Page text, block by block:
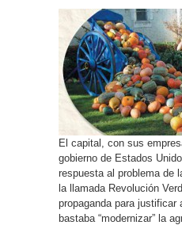
El capital, con sus
gobierno de Estados
respuesta al problema de
la llamada Revolución
propaganda para justificar
bastaba “modernizar” la